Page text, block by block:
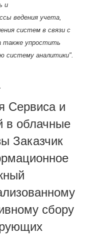
и
ведения учета,
систем в связи с
также упростить
систему аналитики".
Сервиса и
в облачные
Заказчик
сбору